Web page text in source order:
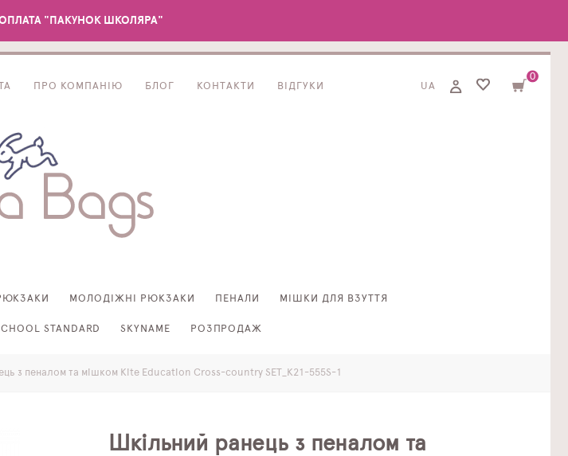
"ПАКУНОК ШКОЛЯРА"
ПРО КОМПАНІЮ БЛОГ КОНТАКТИ ВІДГУКИ UA
0
МОЛОДІЖНІ РЮКЗАКИ ПЕНАЛИ МІШКИ ДЛЯ ВЗУТТЯ
STANDARD SKYNAME РОЗПРОДАЖ
з пеналом та мішком Kite Education Cross-country SET_K21-555S-1
Шкільний ранець з пеналом та